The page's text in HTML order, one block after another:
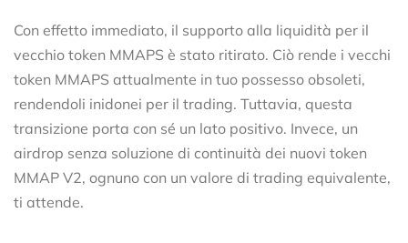
Con effetto immediato, il supporto alla liquidità per il
vecchio token MMAPS è stato ritirato. Ciò rende i vecchi
token MMAPS attualmente in tuo possesso obsoleti,
rendendoli inidonei per il trading. Tuttavia, questa
transizione porta con sé un lato positivo. Invece, un
airdrop senza soluzione di continuità dei nuovi token
MMAP V2, ognuno con un valore di trading equivalente,
ti attende.